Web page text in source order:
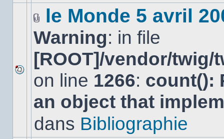
Aucun
nouveau
message
non-
dans
joint(s)
le Monde 5 avril
Warning: in file
[ROOT]/vendor/
on line 1266: count():
an object that
dans Bibliographie